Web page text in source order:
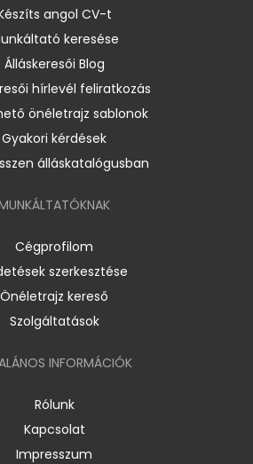
angol CV-t
keresése
Álláskeresői Blog
hírlevél feliratkozás
önéletrajz sablonok
Gyakori kérdések
álláskatalógusban
Cégprofilom
szerkesztése
Önéletrajz kereső
Szolgáltatások
INFORMÁCIÓK
Rólunk
Kapcsolat
Impresszum